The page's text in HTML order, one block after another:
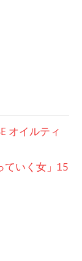
オイルティ
ていく女」15